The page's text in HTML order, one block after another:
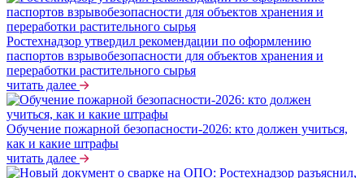
Ростехнадзор утвердил рекомендации по оформлению
паспортов взрывобезопасности для объектов хранения и
переработки растительного сырья
читать далее
Обучение пожарной безопасности-2026: кто должен учиться,
как и какие штрафы
читать далее